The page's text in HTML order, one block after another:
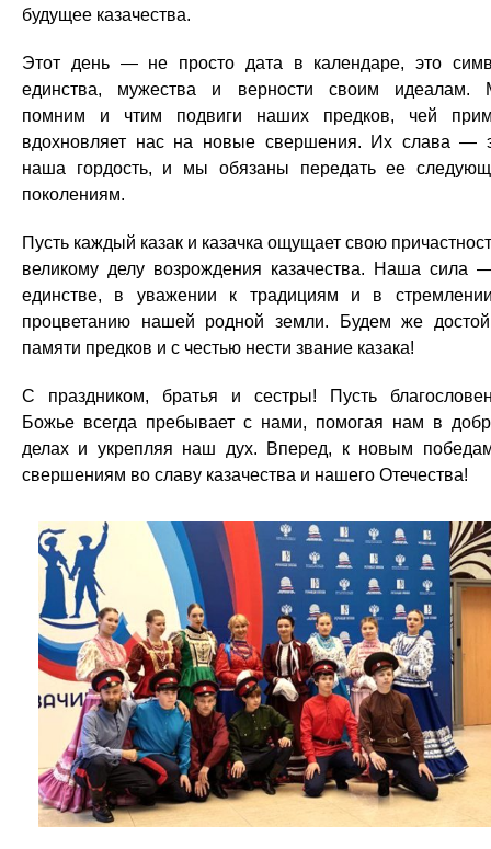
будущее казачества.
Этот день — не просто дата в календаре, это
единства, мужества и верности своим идеалам.
помним и чтим подвиги наших предков, чей
вдохновляет нас на новые свершения. Их слава —
наша гордость, и мы обязаны передать ее
поколениям.
Пусть каждый казак и казачка ощущает свою
великому делу возрождения казачества. Наша сила
единстве, в уважении к традициям и в
процветанию нашей родной земли. Будем же
памяти предков и с честью нести звание казака!
С праздником, братья и сестры! Пусть
Божье всегда пребывает с нами, помогая нам в
делах и укрепляя наш дух. Вперед, к новым
свершениям во славу казачества и нашего Отечества!